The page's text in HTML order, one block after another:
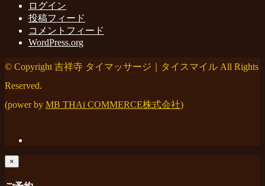
ログイン
投稿フィード
コメントフィード
WordPress.org
© Copyright 吉祥寺 タイマッサージ｜タイスマイル All Rights
Reserved.
(power by MB THAi COMMERCE株式会社)
×